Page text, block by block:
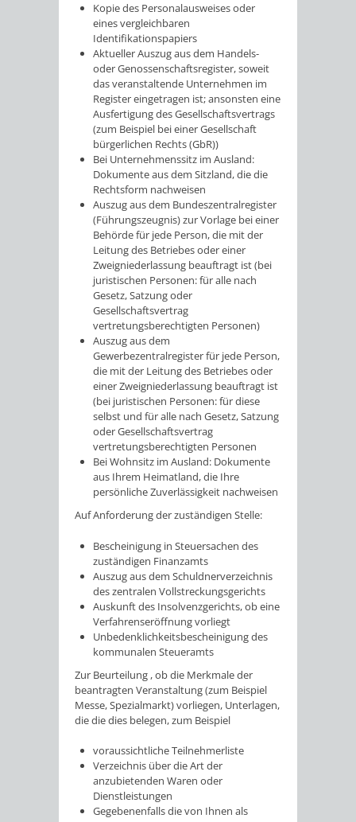
Kopie des Personalausweises oder
eines vergleichbaren
Identifikationspapiers
Aktueller Auszug aus dem Handels-
oder Genossenschaftsregister, soweit
das veranstaltende Unternehmen im
Register eingetragen ist; ansonsten eine
Ausfertigung des Gesellschaftsvertrags
(zum Beispiel bei einer Gesellschaft
bürgerlichen Rechts (GbR))
Bei Unternehmenssitz im Ausland:
Dokumente aus dem Sitzland, die die
Rechtsform nachweisen
Auszug aus dem Bundeszentralregister
(Führungszeugnis) zur Vorlage bei einer
Behörde für jede Person, die mit der
Leitung des Betriebes oder einer
Zweigniederlassung beauftragt ist (bei
juristischen Personen: für alle nach
Gesetz, Satzung oder
Gesellschaftsvertrag
vertretungsberechtigten Personen)
Auszug aus dem
Gewerbezentralregister für jede Person,
die mit der Leitung des Betriebes oder
einer Zweigniederlassung beauftragt ist
(bei juristischen Personen: für diese
selbst und für alle nach Gesetz, Satzung
oder Gesellschaftsvertrag
vertretungsberechtigten Personen
Bei Wohnsitz im Ausland: Dokumente
aus Ihrem Heimatland, die Ihre
persönliche Zuverlässigkeit nachweisen
Auf Anforderung der zuständigen Stelle:
Bescheinigung in Steuersachen des
zuständigen Finanzamts
Auszug aus dem Schuldnerverzeichnis
des zentralen Vollstreckungsgerichts
Auskunft des Insolvenzgerichts, ob eine
Verfahrenseröffnung vorliegt
Unbedenklichkeitsbescheinigung des
kommunalen Steueramts
Zur Beurteilung , ob die Merkmale der
beantragten Veranstaltung (zum Beispiel
Messe, Spezialmarkt) vorliegen, Unterlagen,
die die dies belegen, zum Beispiel
voraussichtliche Teilnehmerliste
Verzeichnis über die Art der
anzubietenden Waren oder
Dienstleistungen
Gegebenenfalls die von Ihnen als